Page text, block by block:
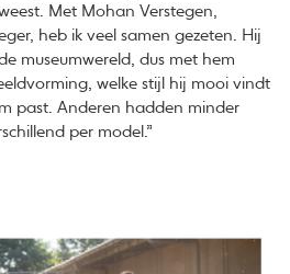
Met Mohan Verstegen,
heb ik veel samen gezeten. Hij
museumwereld, dus met hem
welke stijl hij mooi vindt
past. Anderen hadden minder
per model.”